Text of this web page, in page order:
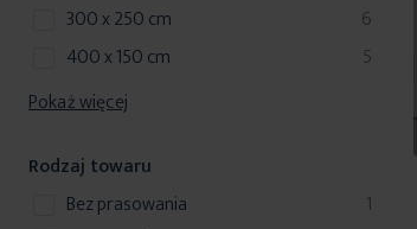
300 x 250 cm
6
produkty
400 x 150 cm
5
produkty
Pokaż więcej
Rodzaj towaru
bez prasowania
1produkt